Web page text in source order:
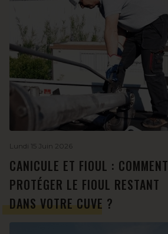
Lundi 15 Juin 2026
CANICULE ET FIOUL : COMMENT
PROTÉGER LE FIOUL RESTANT
DANS VOTRE CUVE ?